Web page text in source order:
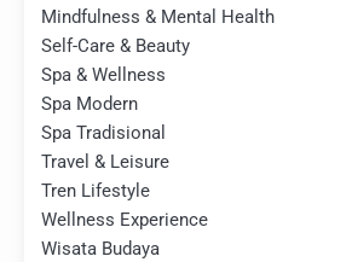
Mindfulness & Mental Health
Self-Care & Beauty
Spa & Wellness
Spa Modern
Spa Tradisional
Travel & Leisure
Tren Lifestyle
Wellness Experience
Wisata Budaya